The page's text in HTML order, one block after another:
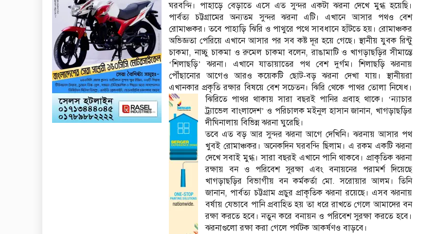
ঘরবন্দি। পাহাড়ে বেড়াতে এসে এত সুন্দর একটা ঝরনা দেখে মুগ্ধ হয়েছি।
পার্বত্য চট্টগ্রামের অন্যতম সুন্দর ঝরনা এটি। এখানে আসার পথও বেশ
রোমাঞ্চকর। তবে পাহাড়ি ঝিরি ও পাথুরে পথে সাবধানে হাঁটতে হয়। রোমাঞ্চকর
অভিজ্ঞতা পেরিয়ে এখানে আসার পর সব কষ্ট দূর হয়ে গেছে। স্থানীয় যুবক রিন্টু
চাকমা, নাচ্চু চাকমা ও রুমেল চাকমা বলেন, রাঙামাটি ও খাগড়াছড়ির সীমান্তে
‘শিলাছড়ি’ ঝরনা। এখানে যাতায়াতের পথ বেশ দুর্গম। শিলাছড়ি ঝরনায়
পৌঁছানোর আগেও আরও কয়েকটি ছোট-বড় ঝরনা দেখা যায়। স্থানীয়রা
এখানকার প্রকৃতি রক্ষার বিষয়ে বেশ সচেতন। ঝিরি থেকে পাথর তোলা নিষেধ।
ঝিরিতে পাথর থাকায় সারা বছরই পানির প্রবাহ থাকে। ‘ন্যাচার
ট্র্যাভেল বাংলাদেশ’ ও পরিচালক মইনুল হাসান জানান, খাগড়াছড়ির
দীঘিনালায় বিভিন্ন ঝরনা ঘুরেছি।
তবে এত বড় আর সুন্দর ঝরনা আগে দেখিনি। ঝরনায় আসার পথ
খুবই রোমাঞ্চকর। অনেকদিন ঘরবন্দি ছিলাম। এ রকম একটি ঝরনা
দেখে সবাই মুগ্ধ। সারা বছরই এখানে পানি থাকবে। প্রাকৃতিক ঝরনা
রক্ষায় বন ও পরিবেশ সুরক্ষা এবং বনায়নের পরামর্শ দিয়েছে
খাগড়াছড়ির বিভাগীয় বন কর্মকর্তা মো. সরোয়ার আলম। তিনি
জানান, পার্বত্য চট্টগ্রাম প্রচুর প্রাকৃতিক ঝরনা রয়েছে। এসব ঝরনায়
বর্ষায় যেভাবে পানি প্রবাহিত হয় তা ধরে রাখতে গেলে আমাদের বন
রক্ষা করতে হবে। নতুন করে বনায়ন ও পরিবেশ সুরক্ষা করতে হবে।
ঝরনাগুলো রক্ষা করা গেলে পর্যটক আকর্ষণও বাড়বে।